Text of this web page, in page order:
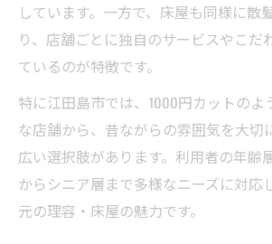
しています。一方で、床屋も同様に散
り、店舗ごとに独自のサービスやこだ
ているのが特徴です。
特に江田島市では、1000円カットのよ
な店舗から、昔ながらの雰囲気を大切
広い選択肢があります。利用者の年齢
からシニア層まで多様なニーズに対応
元の理容・床屋の魅力です。